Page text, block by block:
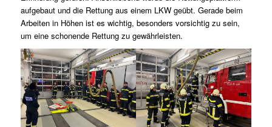
aufgebaut und die Rettung aus einem LKW geübt. Gerade beim
Arbeiten in Höhen ist es wichtig, besonders vorsichtig zu sein,
um eine schonende Rettung zu gewährleisten.